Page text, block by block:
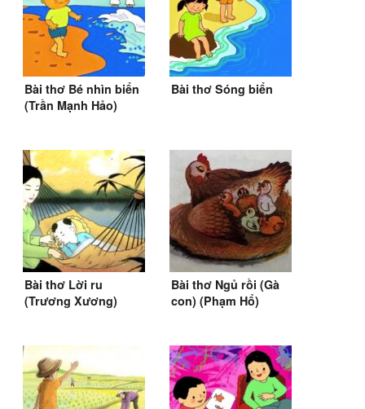
Bài thơ Bé nhìn biển
(Trần Mạnh Hảo)
Bài thơ Sóng biển
Bài thơ Lời ru
(Trương Xương)
Bài thơ Ngủ rồi (Gà
con) (Phạm Hổ)